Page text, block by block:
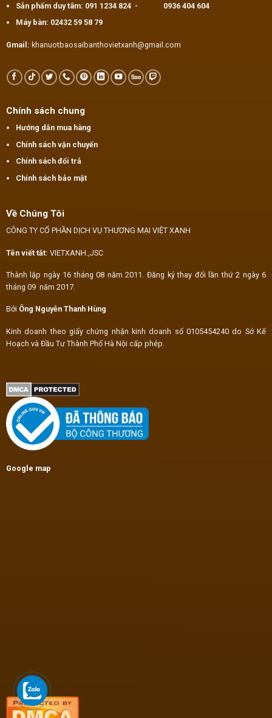
Sản phẩm duy tâm: 091 1234 824 -
0936 404 604
Máy bàn: 02432 59 58 79
Gmail: khanuotbaosaibanthovietxanh@gmail.com
Chính sách chung
Hướng dẫn mua hàng
Chính sách vận chuyển
Chính sách đổi trả
Chính sách bảo mật
Về Chúng Tôi
CÔNG TY CỔ PHẦN DỊCH VỤ THƯƠNG MẠI VIỆT XANH
Tên viết tắt: VIETXANH.,JSC
Thành lập ngày 16 tháng 08 năm 2011. Đăng ký thay đổi lần thứ 2 ngày 6
tháng 09 năm 2017.
Bởi Ông Nguyễn Thanh Hùng
Kinh doanh theo giấy chứng nhận kinh doanh số 0105454240 do Sở Kế
Hoạch và Đầu Tư Thành Phố Hà Nội cấp phép.
Google map